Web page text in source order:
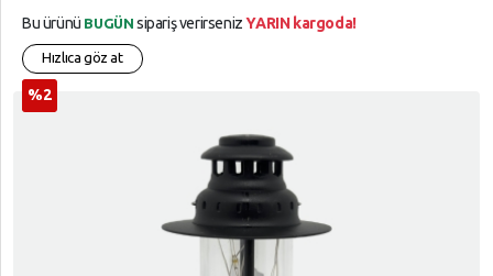
Bu ürünü BUGÜN sipariş verirsenizYARIN kargoda!
Hızlıca göz at
%2